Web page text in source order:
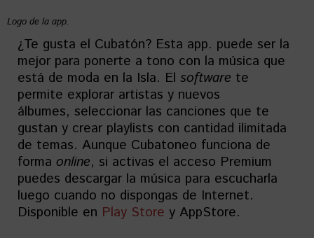
Logo de la app.
¿Te gusta el Cubatón? Esta app. puede ser la
mejor para ponerte a tono con la música que
está de moda en la Isla. El software te
permite explorar artistas y nuevos
álbumes, seleccionar las canciones que te
gustan y crear playlists con cantidad ilimitada
de temas. Aunque Cubatoneo funciona de
forma online, si activas el acceso Premium
puedes descargar la música para escucharla
luego cuando no dispongas de Internet.
Disponible en Play Store y AppStore.